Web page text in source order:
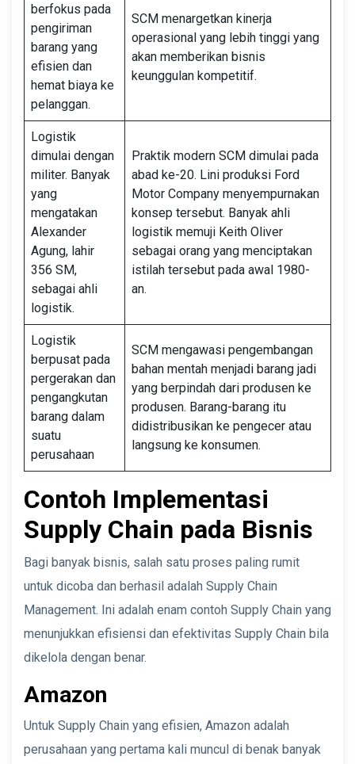
berfokus pada
pengiriman
barang yang
efisien dan
hemat biaya ke
pelanggan.
SCM menargetkan kinerja
operasional yang lebih tinggi yang
akan memberikan bisnis
keunggulan kompetitif.
Logistik
dimulai dengan
militer. Banyak
yang
mengatakan
Alexander
Agung, lahir
356 SM,
sebagai ahli
logistik.
Praktik modern SCM dimulai pada
abad ke-20. Lini produksi Ford
Motor Company menyempurnakan
konsep tersebut. Banyak ahli
logistik memuji Keith Oliver
sebagai orang yang menciptakan
istilah tersebut pada awal 1980-
an.
Logistik
berpusat pada
pergerakan dan
pengangkutan
barang dalam
suatu
perusahaan
SCM mengawasi pengembangan
bahan mentah menjadi barang jadi
yang berpindah dari produsen ke
produsen. Barang-barang itu
didistribusikan ke pengecer atau
langsung ke konsumen.
Contoh Implementasi
Supply Chain pada Bisnis
Bagi banyak bisnis, salah satu proses paling rumit
untuk dicoba dan berhasil adalah Supply Chain
Management. Ini adalah enam contoh Supply Chain yang
menunjukkan efisiensi dan efektivitas Supply Chain bila
dikelola dengan benar.
Amazon
Untuk Supply Chain yang efisien, Amazon adalah
perusahaan yang pertama kali muncul di benak banyak